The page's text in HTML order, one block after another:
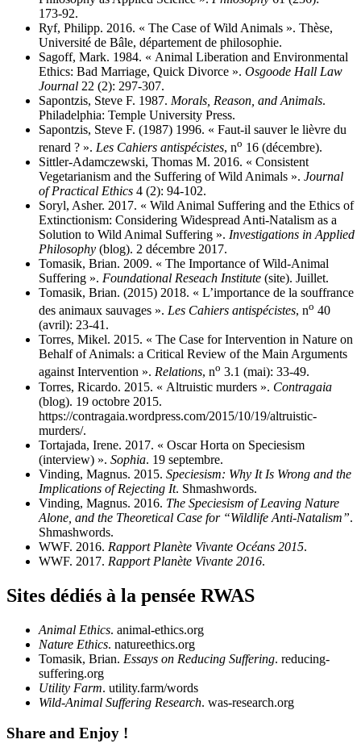
173‑92.
Ryf, Philipp. 2016. « The Case of Wild Animals ». Thèse,
Université de Bâle, département de philosophie.
Sagoff, Mark. 1984. « Animal Liberation and Environmental
Ethics: Bad Marriage, Quick Divorce ». Osgoode Hall Law
Journal 22 (2): 297‑307.
Sapontzis, Steve F. 1987. Morals, Reason, and Animals.
Philadelphia: Temple University Press.
Sapontzis, Steve F. (1987) 1996. « Faut-il sauver le lièvre du
renard ? ». Les Cahiers antispécistes, no 16 (décembre).
Sittler-Adamczewski, Thomas M. 2016. « Consistent
Vegetarianism and the Suffering of Wild Animals ». Journal
of Practical Ethics 4 (2): 94‑102.
Soryl, Asher. 2017. « Wild Animal Suffering and the Ethics of
Extinctionism: Considering Widespread Anti-Natalism as a
Solution to Wild Animal Suffering ». Investigations in Applied
Philosophy (blog). 2 décembre 2017.
Tomasik, Brian. 2009. « The Importance of Wild-Animal
Suffering ». Foundational Reseach Institute (site). Juillet.
Tomasik, Brian. (2015) 2018. « L’importance de la souffrance
des animaux sauvages ». Les Cahiers antispécistes, no 40
(avril): 23‑41.
Torres, Mikel. 2015. « The Case for Intervention in Nature on
Behalf of Animals: a Critical Review of the Main Arguments
against Intervention ». Relations, no 3.1 (mai): 33‑49.
Torres, Ricardo. 2015. « Altruistic murders ». Contragaia
(blog). 19 octobre 2015.
https://contragaia.wordpress.com/2015/10/19/altruistic-
murders/.
Tortajada, Irene. 2017. « Oscar Horta on Speciesism
(interview) ». Sophia. 19 septembre.
Vinding, Magnus. 2015. Speciesism: Why It Is Wrong and the
Implications of Rejecting It. Shmashwords.
Vinding, Magnus. 2016. The Speciesism of Leaving Nature
Alone, and the Theoretical Case for “Wildlife Anti-Natalism”.
Shmashwords.
WWF. 2016. Rapport Planète Vivante Océans 2015.
WWF. 2017. Rapport Planète Vivante 2016.
Sites dédiés à la pensée RWAS
Animal Ethics. animal-ethics.org
Nature Ethics. natureethics.org
Tomasik, Brian. Essays on Reducing Suffering. reducing-
suffering.org
Utility Farm. utility.farm/words
Wild-Animal Suffering Research. was-research.org
Share and Enjoy !